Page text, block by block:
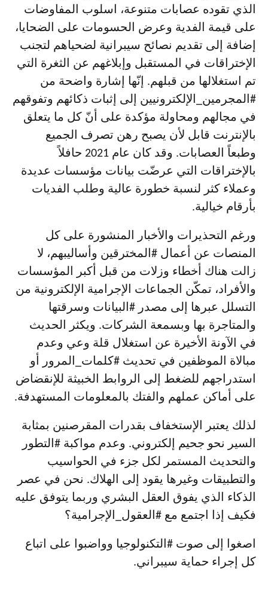
الذي تقوده عصابات متنوعة، اسلوب المفاوضات
على قيمة الفدية وعرض الحسومات على الضحايا،
إضافة إلى تقديم نصائح سيبرانية لضحياهم لتجنب
الإختراقات في المستقبل وإبلاغهم عن الثغرة التي
تم استغلالها من قبلهم. إنّها إشارة واضحة من
#المجرمين_الإلكترونيين إلى إثبات ذكائهم وتفوقهم
في مجالهم ومحاولة مؤكدة على أنّ كل ما يتعلق
بالإنترنت قابل لأن يصبح رهن تصرف الجميع
وطبعاً العصابات. وقد كان عام 2021 حافلاً
بالإختراقات التي عرضّت بيانات مؤسسات عديدة
وعملاء كثر لنسبة خطورة عالية وطلب الفديات
بأرقام خيالية.
ورغم التحذيرات والأخبار المنشورة على كل
المنصات عن أعمال #المخترقين وأساليبهم، لا
زالت هناك أخطاء وزلات من قبل أكبر المؤسسات
والأفراد، تمكّن الجماعات الإجرامية الإلكترونية من
التسلل عبرها إلى مصدر #البيانات وسرقتها
والمتاجرة بها وبسمعة الشركات. ويكثر الحديث
في الآونة الأخيرة عن استغلال قلة وعي وعدم
مبالاة الموظفين في تحديث #كلمات_المرور أو
استدراجهم للضغط إلى الروابط الخبيثة للإنقضاض
على أماكن عملهم والفتك بالمعلومات المستهدفة.
لذلك يعتبر الإستخفاف بقدرات المقرصنين بمثابة
السير نحو جحيم إلكتروني. وعدم مواكبة #التطور
والتحديث المستمر لكل جزء في الحواسيب
والتطبيقات وغيرها يقود إلى الهلاك. نحن في عصر
الذكاء الذي يفوق العقل البشري وربما يتوفق عليه
فكيف إذا اجتمع مع #العقول_الإجرامية؟
اصغوا إلى صوت #التكنولوجيا وواضبوا على اتباع
كل إجراء حماية سيبراني.